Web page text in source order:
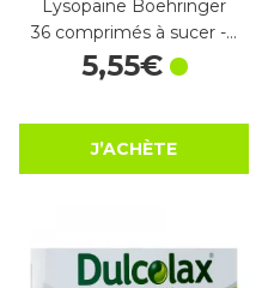
Lysopaine Boehringer
36 comprimés à sucer -…
5,55€
J’ACHÈTE